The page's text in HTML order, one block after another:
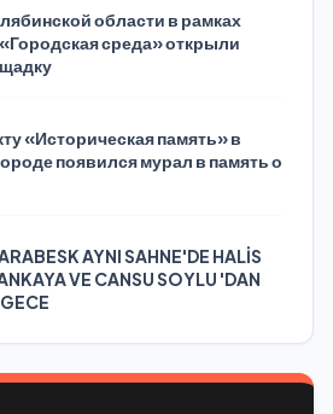
области в рамках
среда» открыли
«Историческая память» в
появился мурал в память о
AYNI SAHNE'DE HALİS
VE CANSU SOYLU 'DAN